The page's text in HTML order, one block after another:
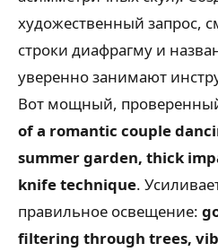
художественный запрос,
строки диафрагму и
уверенно занимают
Вот мощный,
of a romantic couple
summer garden, thick
knife technique.
правильное освещение:
filtering through trees,